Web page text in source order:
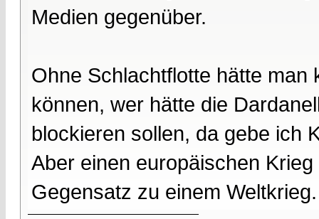
Medien gegenüber.
Ohne Schlachtflotte hätte man
können, wer hätte die
blockieren sollen, da gebe ich
Aber einen europäischen
Gegensatz zu einem Weltkrieg.